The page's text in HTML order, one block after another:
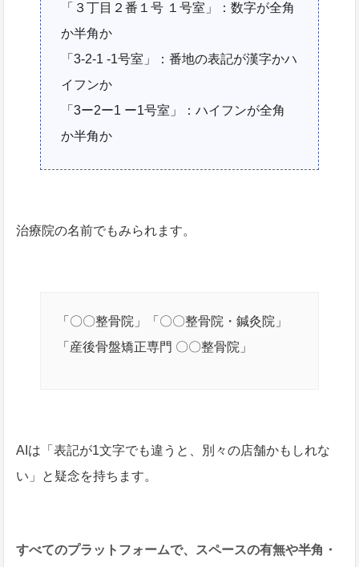
「３丁目２番１号 １号室」：数字が全角
か半角か
「3-2-1 -1号室」：番地の表記が漢字かハ
イフンか
「3ー2ー1 ー1号室」：ハイフンが全角
か半角か
治療院の名前でもみられます。
「〇〇整骨院」「〇〇整骨院・鍼灸院」
「産後骨盤矯正専門 〇〇整骨院」
AIは「表記が1文字でも違うと、別々の店舗かもしれな
い」と疑念を持ちます。
すべてのプラットフォームで、スペースの有無や半角・